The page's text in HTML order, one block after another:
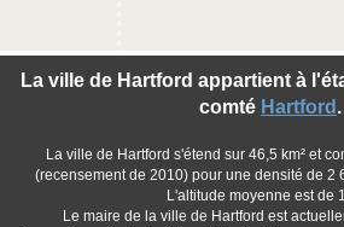
La ville de Hartford appartient à
comté Hartford .
La ville de Hartford s'étend sur 46,5 km² et
(recensement de 2010) pour une densité de 2
L'altitude moyenne est de
Le maire de la ville de Hartford est